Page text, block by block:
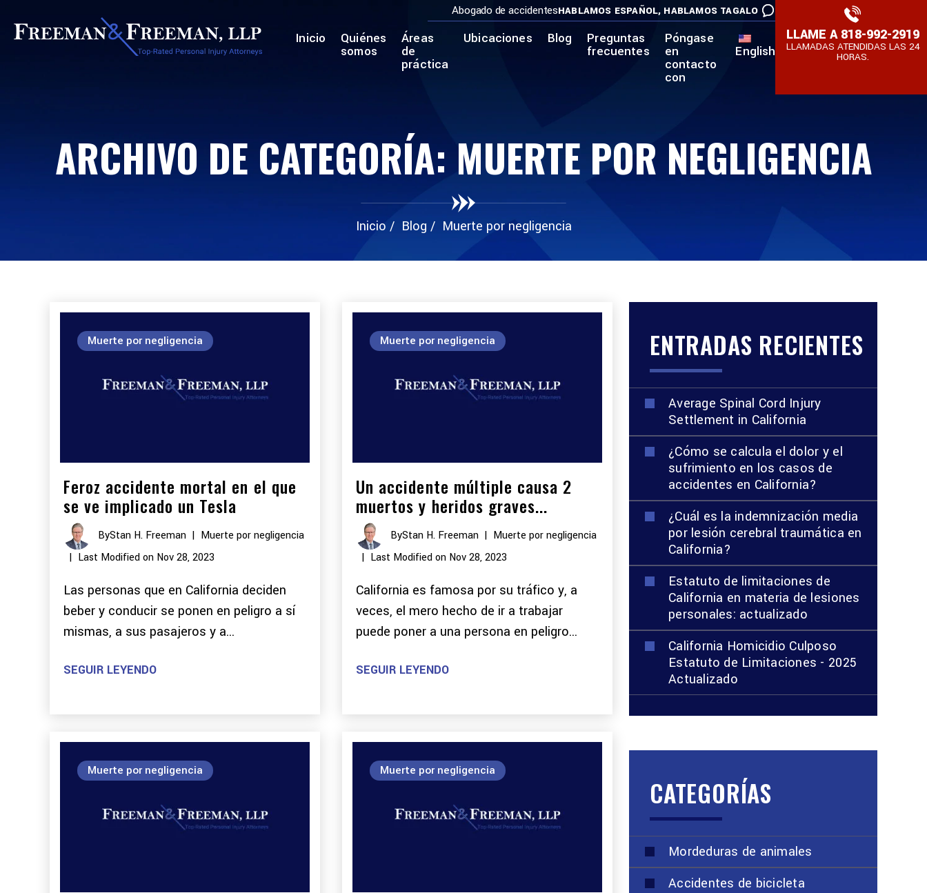
Abogado de accidentesHABLAMOS ESPAÑOL, HABLAMOS TAGALO
Inicio Quiénes
somos
Áreas
de
práctica
Ubicaciones Blog Preguntas
frecuentes
Póngase
en
contacto
con
English
LLAME A818-992-2919
LLAMADAS ATENDIDAS LAS 24
HORAS.
ARCHIVO DE CATEGORÍA:MUERTE POR NEGLIGENCIA
Inicio / Blog / Muerte por negligencia
Feroz accidente mortal en el que
se ve implicado un Tesla
ByStan H. Freeman | Muerte por negligencia
| Last Modified on Nov 28, 2023
Las personas que en California deciden
beber y conducir se ponen en peligro a sí
mismas, a sus pasajeros y a...
Muerte por negligencia
SEGUIR LEYENDO
Un accidente múltiple causa 2
muertos y heridos graves...
ByStan H. Freeman | Muerte por negligencia
| Last Modified on Nov 28, 2023
California es famosa por su tráfico y, a
veces, el mero hecho de ir a trabajar
puede poner a una persona en peligro...
Muerte por negligencia
SEGUIR LEYENDO
Muerte por negligencia Muerte por negligencia
ENTRADAS RECIENTES
Average Spinal Cord Injury
Settlement in California
¿Cómo se calcula el dolor y el
sufrimiento en los casos de
accidentes en California?
¿Cuál es la indemnización media
por lesión cerebral traumática en
California?
Estatuto de limitaciones de
California en materia de lesiones
personales: actualizado
California Homicidio Culposo
Estatuto de Limitaciones - 2025
Actualizado
CATEGORÍAS
Mordeduras de animales
Accidentes de bicicleta